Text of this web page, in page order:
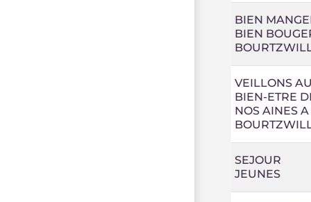
BIEN
BIEN
VEILLONS
BIEN-ETRE
NOS AINES A
SEJOUR
JEUNES